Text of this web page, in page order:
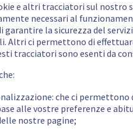
e altri tracciatori sul nostro
necessari al
la sicurezza del
Altri ci permettono di
tracciatori sono esenti da
che ci permettono
alle vostre preferenze e
nostre pagine;